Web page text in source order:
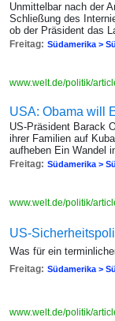
Unmittelbar nach der
Schließung des
ob der Präsident das
Freitag: Südamerika >
www.welt.de/politik/
USA: Obama will
US-Präsident Barack
ihrer Familien auf
aufheben Ein Wandel
Freitag: Südamerika >
www.welt.de/politik/
US-
Was für ein
Freitag: Südamerika >
www.welt.de/politik/